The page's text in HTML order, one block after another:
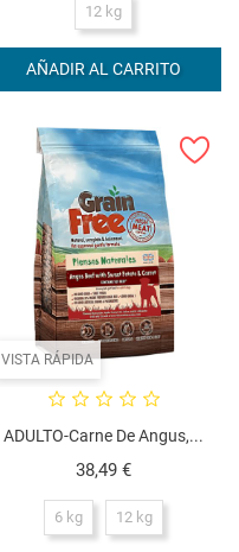
12 kg
AÑADIR AL CARRITO
VISTA RÁPIDA
ADULTO-Carne De Angus,...
38,49 €Precio
6 kg 12 kg